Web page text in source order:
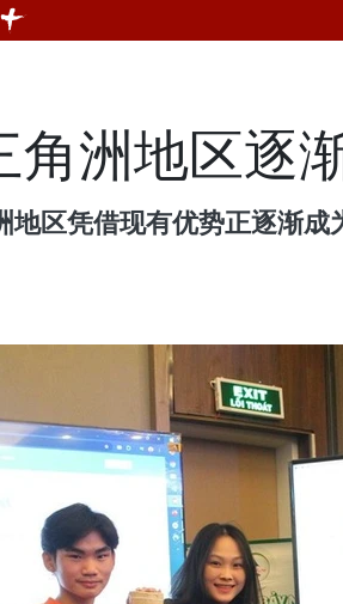
角洲地区逐
地区凭借现有优势正逐渐